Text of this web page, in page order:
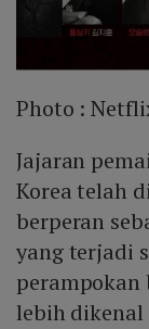
Photo :
Jajaran
Korea telah
berperan
yang terjadi
perampokan
lebih dikenal